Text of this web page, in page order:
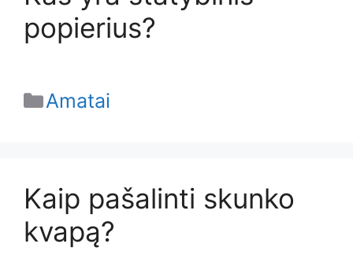
popierius?
Categories
Amatai
Kaip pašalinti skunko
kvapą?